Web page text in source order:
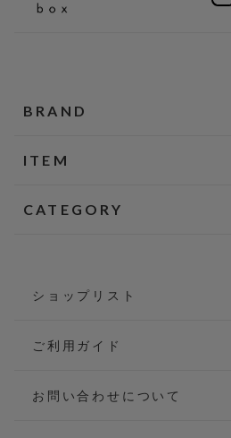
BRAND
ITEM
CATEGORY
ショップリスト
ご利用ガイド
お問い合わせについて